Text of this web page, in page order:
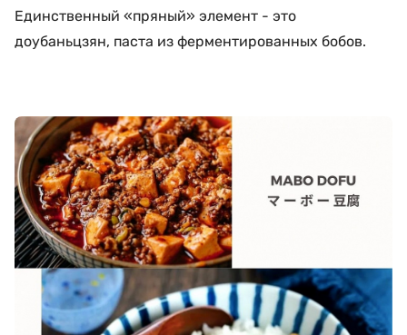
Единственный «пряный» элемент - это
доубаньцзян, паста из ферментированных бобов.